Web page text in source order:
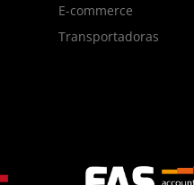
E-commerce
Transportadoras